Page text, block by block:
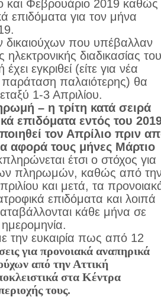
και Φεβρουάριο 2019 καθώς
επιδόματα για τον μήνα
που υπέβαλλαν
διαδικασίας του
εγκριθεί (είτε για νέα
παράταση παλαιότερης) θα
1-3 Απριλίου.
– η τρίτη κατά σειρά
επιδόματα εντός του
τον Απρίλιο πριν
αφορά τους μήνες Μάρτιο
έτσι ο στόχος για
πληρωμών, καθώς από
και μετά, τα
επιδόματα και λοιπά
κάθε μήνα σε
την ευκαιρία πως από 12
για προνοιακά αναπηρικά
από την Αττική
στα Κέντρα
τους.